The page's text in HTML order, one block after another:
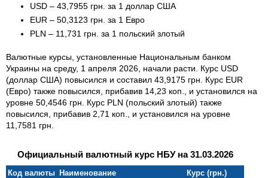
USD – 43,7955 грн. за 1 доллар США
EUR – 50,3123 грн. за 1 Евро
PLN – 11,731 грн. за 1 польский злотый
Валютные курсы, установленные Национальным банком
Украины на среду, 1 апреля 2026, начали расти. Курс USD
(доллар США) повысился и составил 43,9175 грн. Курс EUR
(Евро) также повысился, прибавив 14,23 коп., и установился на
уровне 50,4546 грн. Курс PLN (польский злотый) также
повысился, прибавив 2,71 коп., и установился на уровне
11,7581 грн.
Официальный валютный курс НБУ на 31.03.2026
Код валюты Наименование
Курс (грн.)